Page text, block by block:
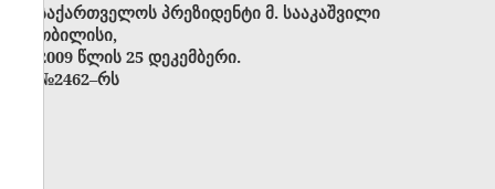
საქართველოს პრეზიდენტი მ. სააკაშვილი
თბილისი,
2009 წლის 25 დეკემბერი.
№2462–რს